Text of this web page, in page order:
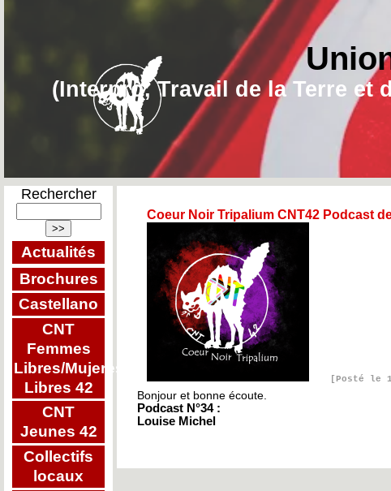
(Interpro, Travail de la Terre et
Rechercher
Actualités
Brochures
Castellano
CNT
Femmes
Libres/Mujeres
Libres 42
CNT
Jeunes 42
Collectifs
locaux
Coeur Noir Tripalium CNT42 Podcast
[Posté le
Bonjour et bonne écoute.
Podcast N°34 :
Louise Michel